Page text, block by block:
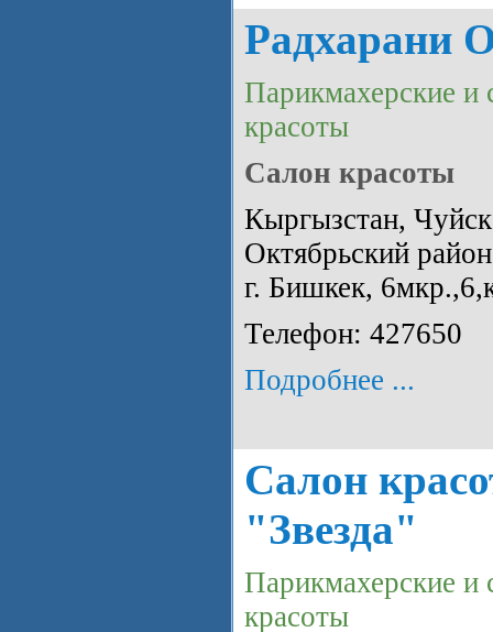
Радхарани
Парикмахерские и
красоты
Салон красоты
Кыргызстан,
Октябрьский
г. Бишкек,
Телефон: 427650
Подробнее ...
Салон
"Звезда"
Парикмахерские и
красоты